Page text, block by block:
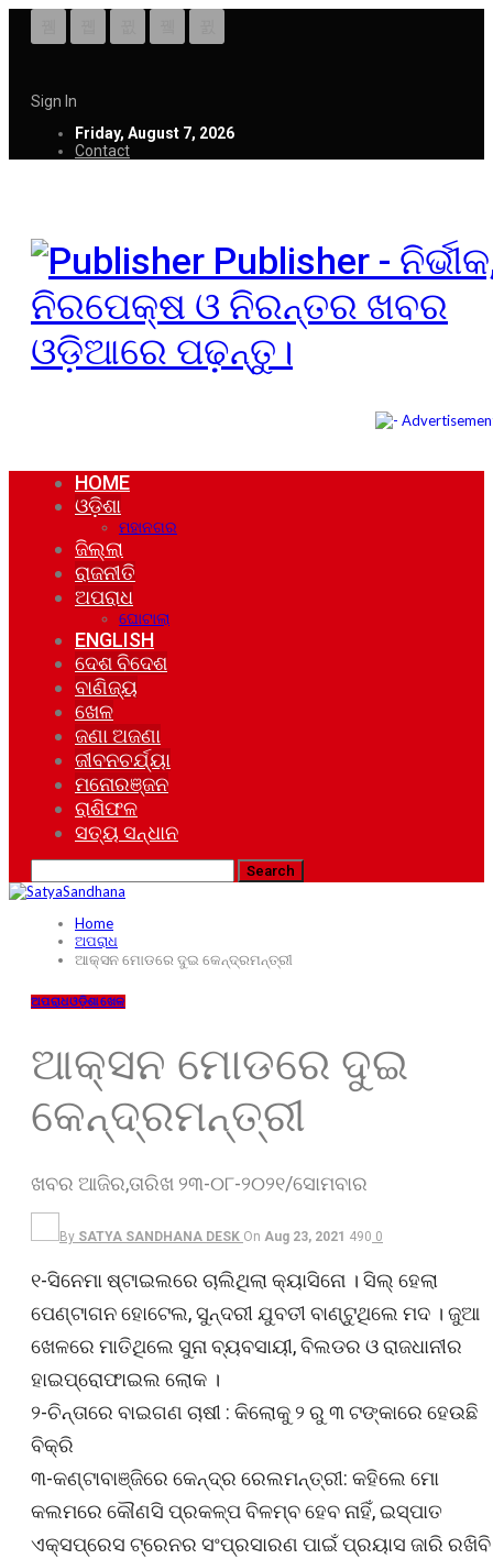
Sign In
Friday, August 7, 2026
Contact
Publisher -
ନିରପେକ୍ଷ ଓ ନିରନ୍ତର ଖବର
ଓଡ଼ିଆରେ ପଢ଼ନ୍ତୁ।
HOME
ଓଡ଼ିଶା
ମହାନଗର
ଜିଲ୍ଲା
ରାଜନୀତି
ଅପରାଧ
ଘୋଟାଲା
ENGLISH
ଦେଶ ବିଦେଶ
ବାଣିଜ୍ୟ
ଖେଳ
ଜଣା ଅଜଣା
ଜୀବନଚର୍ଯ୍ୟା
ମନୋରଞ୍ଜନ
ରାଶିଫଳ
ସତ୍ୟ ସନ୍ଧାନ
Home
ଅପରାଧ
ଆକ୍ସନ ମୋଡରେ ଦୁଇ କେନ୍ଦ୍ରମନ୍ତ୍ରୀ
ଅପରାଧଓଡ଼ିଶାଖେଳ
ଆକ୍ସନ ମୋଡରେ ଦୁଇ
କେନ୍ଦ୍ରମନ୍ତ୍ରୀ
ଖବର ଆଜିର,ତାରିଖ ୨୩-୦୮-୨୦୨୧/ସୋମବାର
By SATYA SANDHANA DESK On Aug 23, 2021 490 0
୧-ସିନେମା ଷ୍ଟାଇଲରେ ଚାଲିଥିଲା କ୍ୟାସିନୋ । ସିଲ୍ ହେଲା
ପେଣ୍ଟାଗନ ହୋଟେଲ, ସୁନ୍ଦରୀ ଯୁବତୀ ବାଣ୍ଟୁଥିଲେ ମଦ । ଜୁଆ
ଖେଳରେ ମାତିଥିଲେ ସୁନା ବ୍ୟବସାୟୀ, ବିଲଡର ଓ ରାଜଧାନୀର
ହାଇପ୍ରୋଫାଇଲ ଲୋକ ।
୨-ଚିନ୍ତାରେ ବାଇଗଣ ଚାଷୀ : କିଲୋକୁ ୨ ରୁ ୩ ଟଙ୍କାରେ ହେଉଛି
ବିକ୍ରି
୩-କଣ୍ଟାବାଞ୍ଜିରେ କେନ୍ଦ୍ର ରେଲମନ୍ତ୍ରୀ: କହିଲେ ମୋ
କଲମରେ କୌଣସି ପ୍ରକଳ୍ପ ବିଳମ୍ବ ହେବ ନାହିଁ, ଇସ୍ପାତ
ଏକ୍ସପ୍ରେସ ଟ୍ରେନର ସଂପ୍ରସାରଣ ପାଇଁ ପ୍ରୟାସ ଜାରି ରଖିବି